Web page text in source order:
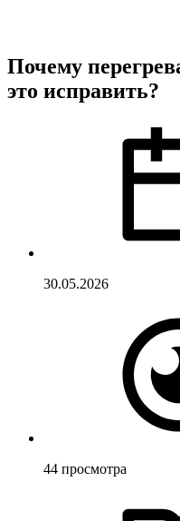
Почему
это исправить?
30.05.2026
44 просмотра